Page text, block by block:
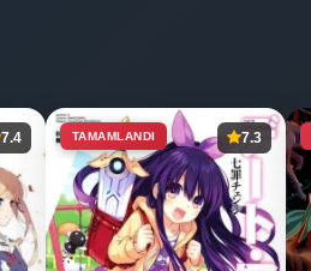
7.4 TAMAMLANDI 7.3